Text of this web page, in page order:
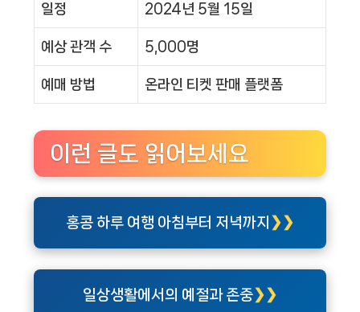
일정 2024년 5월 15일
예상 관객 수 5,000명
예매 방법 온라인 티켓 판매 플랫폼
이런 글도 읽어보세요
홍콩 하루 여행 아침부터 저녁까지
일상생활에서의 예절과 존중